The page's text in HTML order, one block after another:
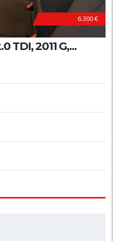
6.300 €
TDI, 2011 G,...